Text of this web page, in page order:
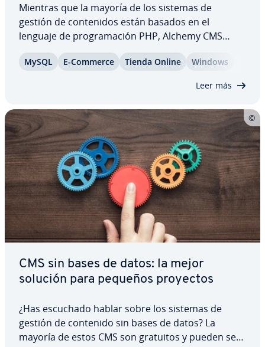
Mientras que la mayoría de los sistemas de
gestión de co­n­te­ni­dos están basados en el
lenguaje de pro­gra­ma­ción PHP, Alchemy CMS
utiliza uno menos común pero más dinámico:
Ruby. Como un co­m­ple­me­n­to de Ruby on Rails,
MySQL E-Commerce Tienda Online Windows
Leer más
CMS sin bases de datos: la mejor
solución para pequeños proyectos
¿Has escuchado hablar sobre los sistemas de
gestión de contenido sin bases de datos? La
mayoría de estos CMS son gratuitos y pueden ser